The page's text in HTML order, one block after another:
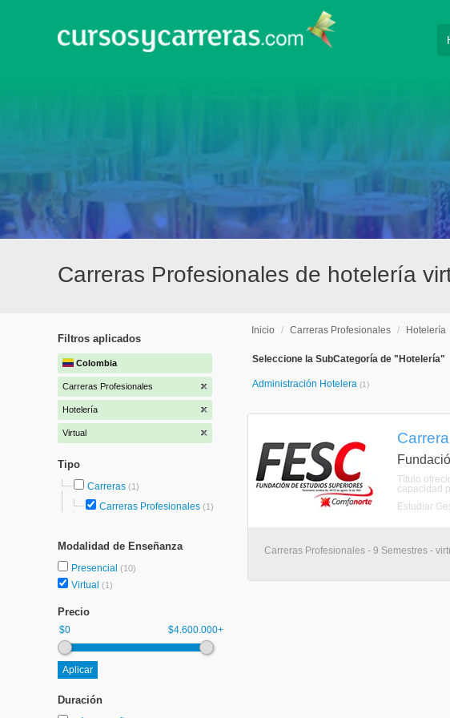
Carreras Profesionales de hotelería
Filtros aplicados
Colombia
Carreras Profesionales
Hotelería
Virtual
Tipo
Carreras (1)
Carreras Profesionales (1)
Modalidad de Enseñanza
Presencial (10)
Virtual (1)
Precio
$0 $4.600.000+
Duración
Inicio / Carreras Profesionales / Hotelería
Seleccione la SubCategoría de "Hotelería"
Administración Hotelera (1)
Título
capacidad
Estudiar
Carreras Profesionales - 9 Semestres -